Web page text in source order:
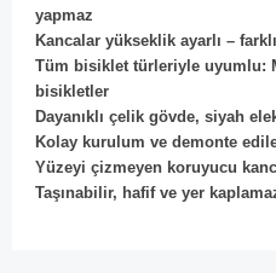
yapmaz
Kancalar yükseklik ayarlı –
Tüm bisiklet türleriyle uyumlu:
bisikletler
Dayanıklı çelik gövde, siyah
Kolay kurulum ve demonte
Yüzeyi çizmeyen koruyucu
Taşınabilir, hafif ve yer